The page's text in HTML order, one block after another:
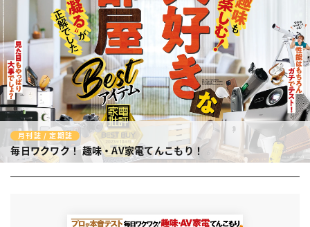
月刊誌 / 定期誌
毎日ワクワク！趣味・AV家電てんこもり！